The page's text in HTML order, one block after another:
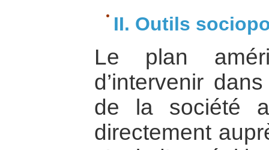
II. Outils
Le plan
d’intervenir
de la société
directement